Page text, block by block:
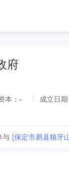
府
本： -
成立日
与 [保定市易县狼牙